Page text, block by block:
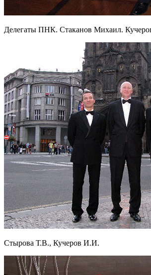
Делегаты ПНК. Стаканов Михаил.
Стырова Т.В., Кучеров И.И.